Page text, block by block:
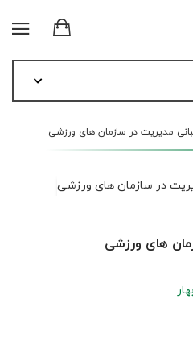
مدیریت در سازمان های ورزشی
های ورزشی